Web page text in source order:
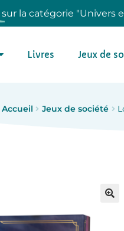
sur la catégorie "Univers
Livres Jeux de
Accueil Jeux de société